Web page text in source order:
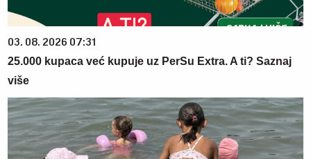
03. 08. 2026 07:31
25.000 kupaca već kupuje uz PerSu Extra. A ti? Saznaj
više